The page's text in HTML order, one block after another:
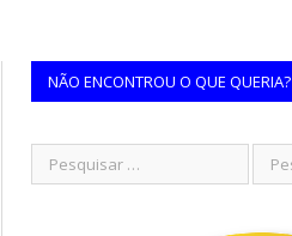
NÃO ENCONTROU O QUE QUERIA?